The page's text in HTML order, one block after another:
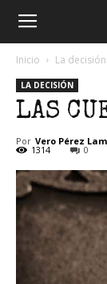
Anartista
Inicio La decisión
LA DECISIÓN
LAS
Por Vero Pérez
1314 0